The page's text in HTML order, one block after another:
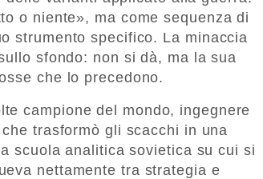
o niente», ma come sequenza di
strumento specifico. La minaccia
sfondo: non si dà, ma la sua
che lo precedono.
campione del mondo, ingegnere
trasformò gli scacchi in una
scuola analitica sovietica su cui si
nettamente tra strategia e